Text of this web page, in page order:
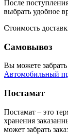
После
выбрать удобное
Стоимость
Самовывоз
Вы можете
Автомобильный
Постамат
Постамат – это
хранения
может забрать